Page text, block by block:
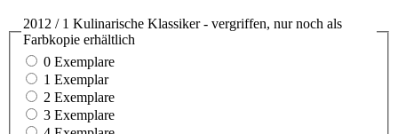
2012 / 1 Kulinarische Klassiker - vergriffen, nur noch als
Farbkopie erhältlich
0 Exemplare
1 Exemplar
2 Exemplare
3 Exemplare